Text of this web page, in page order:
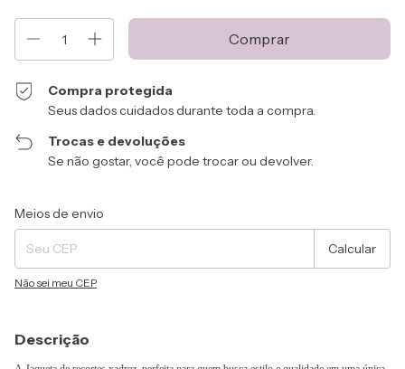
Compra protegida
Seus dados cuidados durante toda a compra.
Trocas e devoluções
Se não gostar, você pode trocar ou devolver.
Entregas para o CEP:
Meios de envio
Calcular
Não sei meu CEP
Descrição